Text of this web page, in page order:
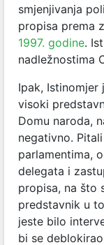
smjenjivanja
propisa prema
1997. godine.
nadležnostima
Ipak, Istinomjer
visoki
Domu naroda,
negativno.
parlamentima,
delegata i
propisa, na što
predstavnik u
jeste bilo
bi se